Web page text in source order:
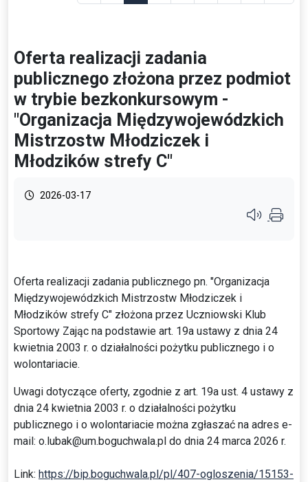
Oferta realizacji zadania
publicznego złożona przez podmiot
w trybie bezkonkursowym -
"Organizacja Międzywojewódzkich
Mistrzostw Młodziczek i
Młodzików strefy C"
2026-03-17
Przycisk
Oferta realizacji zadania publicznego pn. "Organizacja
Międzywojewódzkich Mistrzostw Młodziczek i
Młodzików strefy C" złożona przez Uczniowski Klub
Sportowy Zając na podstawie art. 19a ustawy z dnia 24
kwietnia 2003 r. o działalności pożytku publicznego i o
wolontariacie.
Uwagi dotyczące oferty, zgodnie z art. 19a ust. 4 ustawy z
dnia 24 kwietnia 2003 r. o działalności pożytku
publicznego i o wolontariacie można zgłaszać na adres e-
mail: o.lubak@um.boguchwala.pl do dnia 24 marca 2026 r.
Link: https://bip.boguchwala.pl/pl/407-ogloszenia/15153-